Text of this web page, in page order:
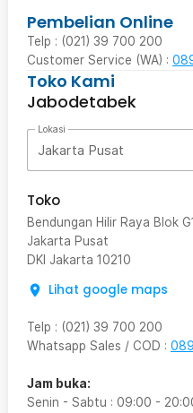
Pembelian Online
Telp : (021) 39 700 200
Customer Service (WA) :
Toko Kami
Jabodetabek
Lokasi
Jakarta Pusat
Toko
Bendungan Hilir Raya Blok
Jakarta Pusat
DKI Jakarta 10210
Lihat google maps
Telp : (021) 39 700 200
Whatsapp Sales / COD :
Jam buka:
Senin - Sabtu : 09:00 -